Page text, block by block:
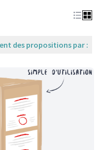
des propositions par :